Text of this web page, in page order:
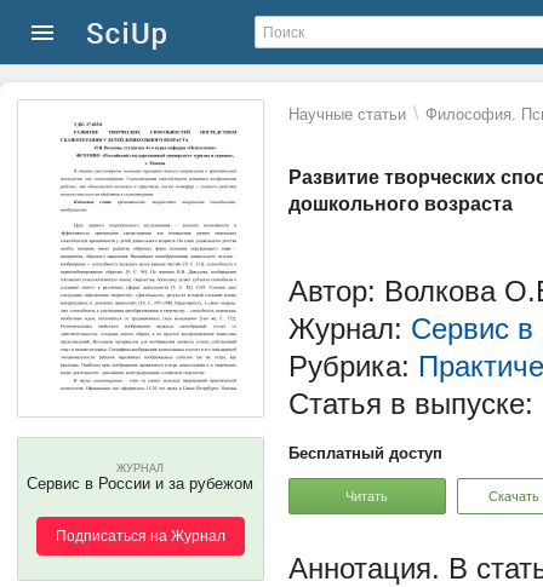
Научные статьи \ Философия.
Развитие творческих
дошкольного возраста
ЖУРНАЛ
Сервис в России и за рубежом
Подписаться на Журнал
Автор: Волкова
Журнал: Сервис в
Рубрика:
Статья в выпуске:
Бесплатный доступ
Читать Скачать
В